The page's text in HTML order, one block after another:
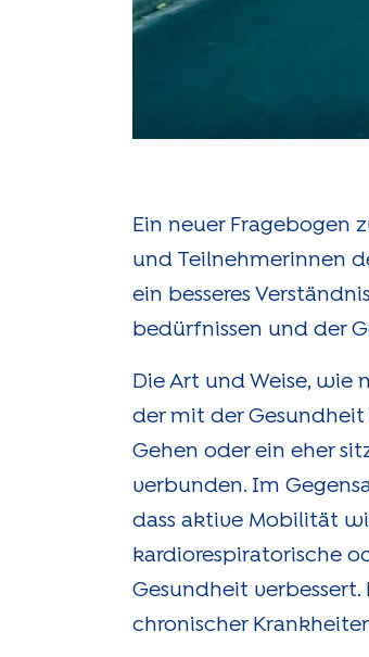
Ein neuer Fragebogen
und Teilnehmerinnen
ein besseres
bedürfnissen und der
Die Art und Weise,
der mit der Gesundheit
Gehen oder ein eher
verbunden. Im
dass aktive Mobilität
kardiorespiratorische
Gesundheit
chronischer